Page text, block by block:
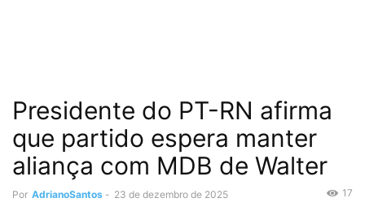
Presidente do PT-RN afirma
que partido espera manter
aliança com MDB de Walter
Por AdrianoSantos - 23 de dezembro de 2025 17